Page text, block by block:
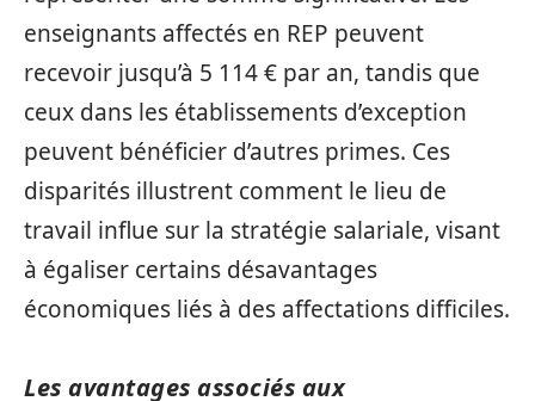
enseignants affectés en REP peuvent
recevoir jusqu’à 5 114 € par an, tandis que
ceux dans les établissements d’exception
peuvent bénéficier d’autres primes. Ces
disparités illustrent comment le lieu de
travail influe sur la stratégie salariale, visant
à égaliser certains désavantages
économiques liés à des affectations difficiles.
Les avantages associés aux